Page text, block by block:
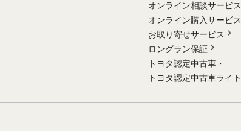
オンライン相談サービス
オンライン購入サービス
お取り寄せサービス
ロングラン保証
トヨタ認定中古車・
トヨタ認定中古車ライト